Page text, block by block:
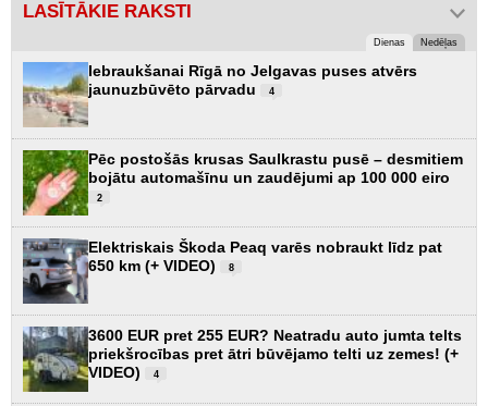
LASĪTĀKIE RAKSTI
Dienas Nedēļas
Iebraukšanai Rīgā no Jelgavas puses atvērs
jaunuzbūvēto pārvadu
4
Pēc postošās krusas Saulkrastu pusē – desmitiem
bojātu automašīnu un zaudējumi ap 100 000 eiro
2
Elektriskais Škoda Peaq varēs nobraukt līdz pat
650 km (+ VIDEO)
8
3600 EUR pret 255 EUR? Neatradu auto jumta telts
priekšrocības pret ātri būvējamo telti uz zemes! (+
VIDEO)
4